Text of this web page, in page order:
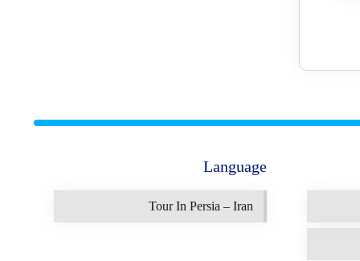
Language
Tour In Persia – Iran